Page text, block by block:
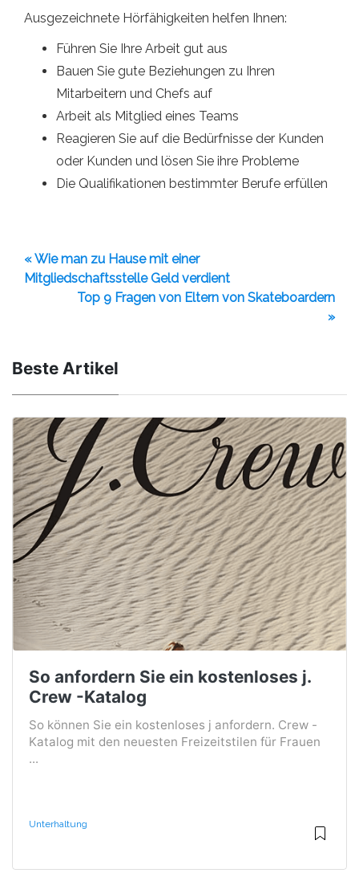
Ausgezeichnete Hörfähigkeiten helfen Ihnen:
Führen Sie Ihre Arbeit gut aus
Bauen Sie gute Beziehungen zu Ihren
Mitarbeitern und Chefs auf
Arbeit als Mitglied eines Teams
Reagieren Sie auf die Bedürfnisse der Kunden
oder Kunden und lösen Sie ihre Probleme
Die Qualifikationen bestimmter Berufe erfüllen
« Wie man zu Hause mit einer
Mitgliedschaftsstelle Geld verdient
Top 9 Fragen von Eltern von Skateboardern
»
Beste Artikel
So anfordern Sie ein kostenloses j.
Crew -Katalog
So können Sie ein kostenloses j anfordern. Crew -
Katalog mit den neuesten Freizeitstilen für Frauen
...
Unterhaltung